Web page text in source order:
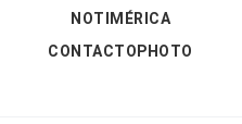
NOTIMÉRICA
CONTACTOPHOTO